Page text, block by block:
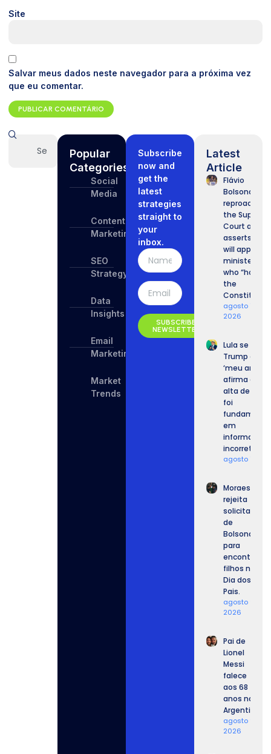
Site
Salvar meus dados neste navegador para a próxima vez
que eu comentar.
Popular
Categories
Social
Media
Content
Marketing
SEO
Strategy
Data
Insights
Email
Marketing
Market
Trends
Subscribe
now and
get the
latest
strategies
straight to
your
inbox.
SUBSCRIBE
NEWSLETTER
Latest
Article
Flávio
Bolsonaro
reproaches
the
Court and
asserts he
will appoint
ministers
who “honor
the
agosto 10,
2026
Lula se
Trump
‘meu
afirma que a
alta de
foi
em
informações
incorretas.
agosto 10,
Moraes
rejeita
solicitação
de
Bolsonaro
para
encontrar
filhos no
Dia dos
Pais.
agosto 9,
2026
Pai de
Lionel
Messi
falece
aos 68
anos na
Argentina
agosto 9,
2026